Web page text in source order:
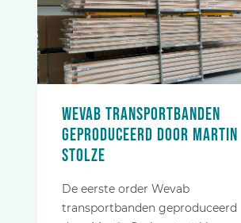
Wevab transportbanden
geproduceerd door Martin
Stolze
De eerste order Wevab
transportbanden geproduceerd